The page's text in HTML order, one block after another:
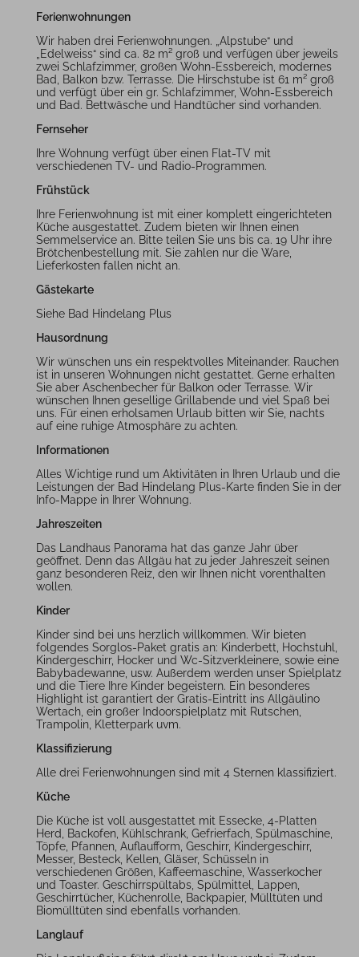
Ferienwohnungen
Wir haben drei Ferienwohnungen. „Alpstube“ und
„Edelweiss“ sind ca. 82 m² groß und verfügen über jeweils
zwei Schlafzimmer, großen Wohn-Essbereich, modernes
Bad, Balkon bzw. Terrasse. Die Hirschstube ist 61 m² groß
und verfügt über ein gr. Schlafzimmer, Wohn-Essbereich
und Bad. Bettwäsche und Handtücher sind vorhanden.
Fernseher
Ihre Wohnung verfügt über einen Flat-TV mit
verschiedenen TV- und Radio-Programmen.
Frühstück
Ihre Ferienwohnung ist mit einer komplett eingerichteten
Küche ausgestattet. Zudem bieten wir Ihnen einen
Semmelservice an. Bitte teilen Sie uns bis ca. 19 Uhr ihre
Brötchenbestellung mit. Sie zahlen nur die Ware,
Lieferkosten fallen nicht an.
Gästekarte
Siehe Bad Hindelang Plus
Hausordnung
Wir wünschen uns ein respektvolles Miteinander. Rauchen
ist in unseren Wohnungen nicht gestattet. Gerne erhalten
Sie aber Aschenbecher für Balkon oder Terrasse. Wir
wünschen Ihnen gesellige Grillabende und viel Spaß bei
uns. Für einen erholsamen Urlaub bitten wir Sie, nachts
auf eine ruhige Atmosphäre zu achten.
Informationen
Alles Wichtige rund um Aktivitäten in Ihren Urlaub und die
Leistungen der Bad Hindelang Plus-Karte finden Sie in der
Info-Mappe in Ihrer Wohnung.
Jahreszeiten
Das Landhaus Panorama hat das ganze Jahr über
geöffnet. Denn das Allgäu hat zu jeder Jahreszeit seinen
ganz besonderen Reiz, den wir Ihnen nicht vorenthalten
wollen.
Kinder
Kinder sind bei uns herzlich willkommen. Wir bieten
folgendes Sorglos-Paket gratis an: Kinderbett, Hochstuhl,
Kindergeschirr, Hocker und Wc-Sitzverkleinere, sowie eine
Babybadewanne, usw. Außerdem werden unser Spielplatz
und die Tiere Ihre Kinder begeistern. Ein besonderes
Highlight ist garantiert der Gratis-Eintritt ins Allgäulino
Wertach, ein großer Indoorspielplatz mit Rutschen,
Trampolin, Kletterpark uvm.
Klassifizierung
Alle drei Ferienwohnungen sind mit 4 Sternen klassifiziert.
Küche
Die Küche ist voll ausgestattet mit Essecke, 4-Platten
Herd, Backofen, Kühlschrank, Gefrierfach, Spülmaschine,
Töpfe, Pfannen, Auflaufform, Geschirr, Kindergeschirr,
Messer, Besteck, Kellen, Gläser, Schüsseln in
verschiedenen Größen, Kaffeemaschine, Wasserkocher
und Toaster. Geschirrspültabs, Spülmittel, Lappen,
Geschirrtücher, Küchenrolle, Backpapier, Mülltüten und
Biomülltüten sind ebenfalls vorhanden.
Langlauf